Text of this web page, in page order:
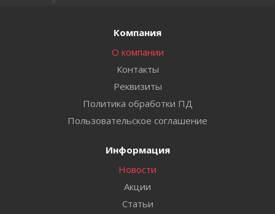
Компания
О компании
Контакты
Реквизиты
Политика обработки ПД
Пользовательское соглашение
Информация
Новости
Акции
Статьи